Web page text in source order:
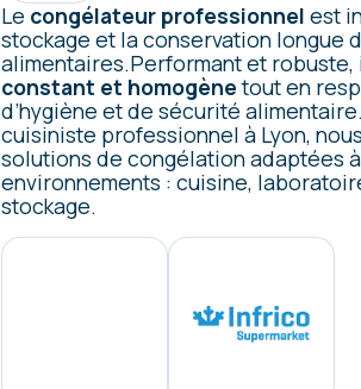
Le congélateur professionnel est
stockage et la conservation longue
alimentaires.Performant et robuste,
constant et homogènetout en
d’hygiène et de sécurité
cuisiniste professionnel à Lyon,
solutions de congélation adaptées
environnements : cuisine,
stockage.